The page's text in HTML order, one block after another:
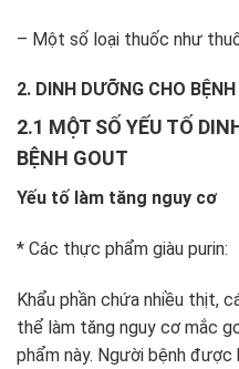
– Một số loại thuốc như
2. DINH DƯỠNG CHO
2.1 MỘT SỐ YẾU TỐ
BỆNH GOUT
Yếu tố làm tăng nguy cơ
* Các thực phẩm giàu purin:
Khẩu phần chứa nhiều thịt,
thể làm tăng nguy cơ mắc
phẩm này. Người bệnh được